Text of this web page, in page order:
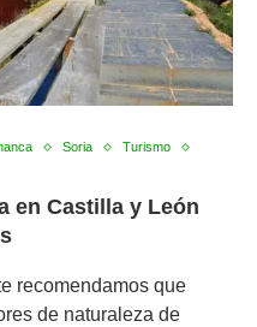
Soria
Turismo
en Castilla y León
recomendamos que
de naturaleza de